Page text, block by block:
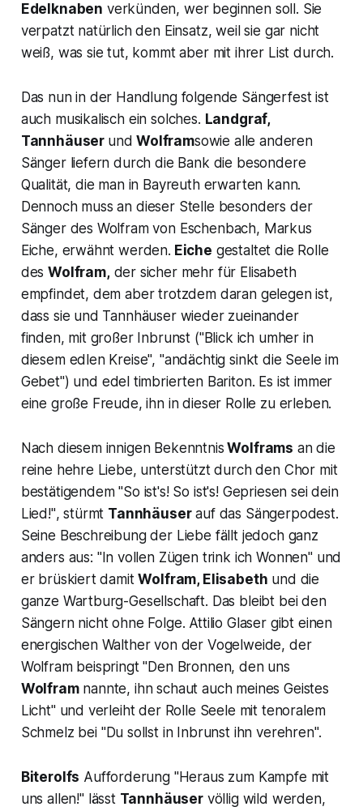
Edelknaben verkünden, wer beginnen soll. Sie
verpatzt natürlich den Einsatz, weil sie gar nicht
weiß, was sie tut, kommt aber mit ihrer List durch.
Das nun in der Handlung folgende Sängerfest ist
auch musikalisch ein solches. Landgraf,
Tannhäuser undWolframsowie alle anderen
Sänger liefern durch die Bank die besondere
Qualität, die man in Bayreuth erwarten kann.
Dennoch muss an dieser Stelle besonders der
Sänger des Wolfram von Eschenbach, Markus
Eiche, erwähnt werden. Eiche gestaltet die Rolle
desWolfram,der sicher mehr für Elisabeth
empfindet, dem aber trotzdem daran gelegen ist,
dass sie und Tannhäuser wieder zueinander
finden, mit großer Inbrunst ("Blick ich umher in
diesem edlen Kreise", "andächtig sinkt die Seele im
Gebet") und edel timbrierten Bariton. Es ist immer
eine große Freude, ihn in dieser Rolle zu erleben.
Nach diesem innigen Bekenntnis Wolframs an die
reine hehre Liebe, unterstützt durch den Chor mit
bestätigendem "So ist's! So ist's! Gepriesen sei dein
Lied!", stürmt Tannhäuserauf das Sängerpodest.
Seine Beschreibung der Liebe fällt jedoch ganz
anders aus: "In vollen Zügen trink ich Wonnen"und
er brüskiert damitWolfram, Elisabeth und die
ganze Wartburg-Gesellschaft. Das bleibt bei den
Sängern nicht ohne Folge. Attilio Glaser gibt einen
energischen Walther von der Vogelweide, der
Wolfram beispringt "Den Bronnen, den uns
Wolframnannte, ihn schaut auch meines Geistes
Licht"und verleiht der Rolle Seele mit tenoralem
Schmelz bei "Du sollst in Inbrunst ihn verehren".
Biterolfs Aufforderung "Heraus zum Kampfe mit
uns allen!"lässt Tannhäuservöllig wild werden,